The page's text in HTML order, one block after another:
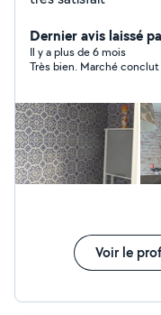
Dernier avis laissé
Il y a plus de 6 mois
Très bien. Marché conclut
Voir le